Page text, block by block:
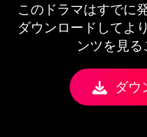
このドラマはすでに
ダウンロードしてよ
ンツを見
ダウ